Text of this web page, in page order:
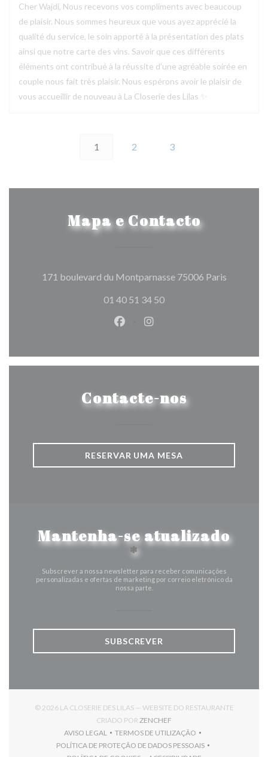
Cher Wajdi, Nous recevons vos compliments avec beaucoup
de plaisir. Nous sommes heureux que vous ayez apprécié la
qualité du service, le soin apporté à la présentation des plats
ainsi que notre carte des vins. Savoir que ces différents
éléments ont contribué à la réussite d’une agréable soirée en
couple nous fait très plaisir. Nous espérons avoir le plaisir de
vous accueillir de nouveau à La Closerie des Lilas ✨
1 2 3
Mapa e Contacto
171 boulevard du Montparnasse 75006 Paris((abre
01 40 51 34 50
Facebook ((abre numa nova
Instagram ((abre numa
Contacte-nos
RESERVAR UMA MESA
Mantenha-se atualizado
*
Subscrever a nossa newsletter para receber comunicações
personalizadas e ofertas de marketing por correio eletrónico da
nossa parte.
SUBSCREVER
© 2026 LA CLOSERIE DES LILAS — WEBSITE DO RESTAURANTE
CRIADO POR ZENCHEF
AVISO LEGAL
((ABRE NUMA NOVA JANELA))
TERMOS DE UTILIZAÇÃO
((ABRE NUMA NOVA JANELA))
POLÍTICA DE PROTEÇÃO DE DADOS PESSOAIS
((ABRE NUMA NOVA JANELA))